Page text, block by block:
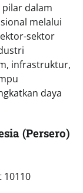
dalam
melalui
sektor
infrastruktur,
daya
(Persero)
10110